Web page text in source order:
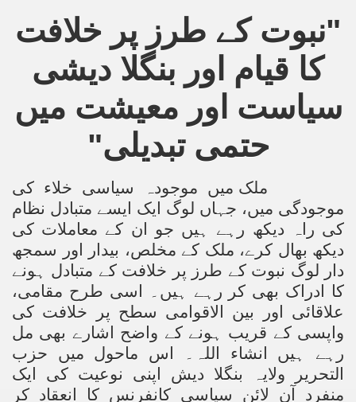
"نبوت کے طرز پر خلافت
کا قیام اور بنگلا دیشی
سیاست اور معیشت میں
حتمی تبدیلی"
ملک میں موجودہ سیاسی خلاء کی
موجودگی میں، جہاں لوگ ایک ایسے متبادل نظام
کی راہ دیکھ رہے ہیں جو ان کے معاملات کی
دیکھ بھال کرے، ملک کے مخلص، بیدار اور سمجھ
دار لوگ نبوت کے طرز پر خلافت کے متبادل ہونے
کا ادراک بھی کر رہے ہیں۔ اسی طرح مقامی،
علاقائی اور بین الاقوامی سطح پر خلافت کی
واپسی کے قریب ہونے کے واضح اشارے بھی مل
رہے ہیں انشاء اللہ۔ اس ماحول میں حزب
التحریر ولایہ بنگلا دیش اپنی نوعیت کی ایک
منفرد آن لائن سیاسی کانفرنس کا انعقاد کر